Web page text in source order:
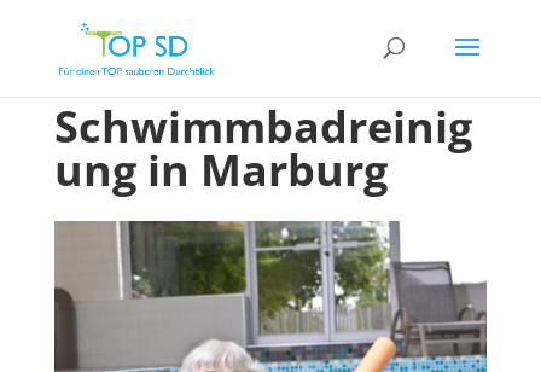
Schwimmbadreinig
ung in Marburg